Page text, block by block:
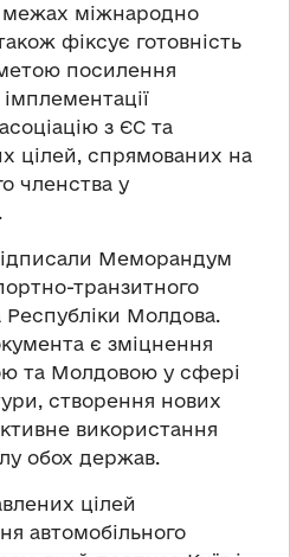
межах міжнародно
фіксує готовність
посилення
з ЄС та
цілей, спрямованих на
членства у
Меморандум
транзитного
Республіки Молдова.
є зміцнення
та Молдовою у сфері
створення нових
використання
обох держав.
цілей
автомобільного